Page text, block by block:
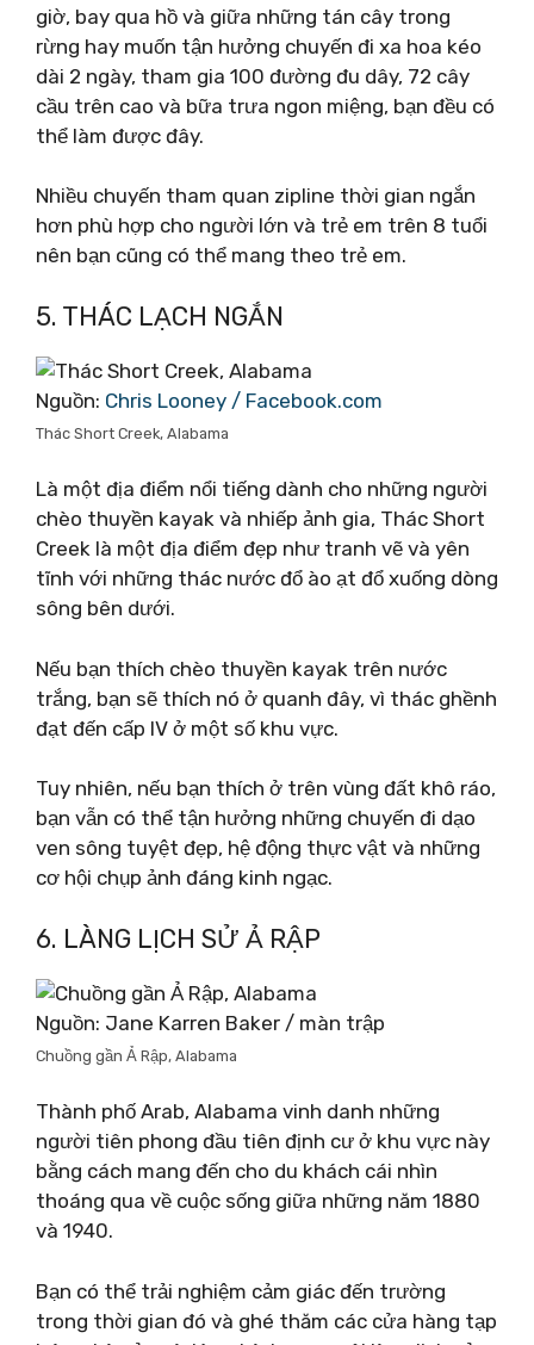
giờ, bay qua hồ và giữa những tán cây trong
rừng hay muốn tận hưởng chuyến đi xa hoa kéo
dài 2 ngày, tham gia 100 đường đu dây, 72 cây
cầu trên cao và bữa trưa ngon miệng, bạn đều có
thể làm được đây.
Nhiều chuyến tham quan zipline thời gian ngắn
hơn phù hợp cho người lớn và trẻ em trên 8 tuổi
nên bạn cũng có thể mang theo trẻ em.
5. THÁC LẠCH NGẮN
Nguồn: Chris Looney / Facebook.com
Thác Short Creek, Alabama
Là một địa điểm nổi tiếng dành cho những người
chèo thuyền kayak và nhiếp ảnh gia, Thác Short
Creek là một địa điểm đẹp như tranh vẽ và yên
tĩnh với những thác nước đổ ào ạt đổ xuống dòng
sông bên dưới.
Nếu bạn thích chèo thuyền kayak trên nước
trắng, bạn sẽ thích nó ở quanh đây, vì thác ghềnh
đạt đến cấp IV ở một số khu vực.
Tuy nhiên, nếu bạn thích ở trên vùng đất khô ráo,
bạn vẫn có thể tận hưởng những chuyến đi dạo
ven sông tuyệt đẹp, hệ động thực vật và những
cơ hội chụp ảnh đáng kinh ngạc.
6. LÀNG LỊCH SỬ Ả RẬP
Nguồn: Jane Karren Baker / màn trập
Chuồng gần Ả Rập, Alabama
Thành phố Arab, Alabama vinh danh những
người tiên phong đầu tiên định cư ở khu vực này
bằng cách mang đến cho du khách cái nhìn
thoáng qua về cuộc sống giữa những năm 1880
và 1940.
Bạn có thể trải nghiệm cảm giác đến trường
trong thời gian đó và ghé thăm các cửa hàng tạp